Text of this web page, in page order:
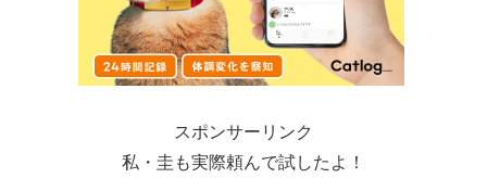
スポンサーリンク
私・圭も実際頼んで試したよ！